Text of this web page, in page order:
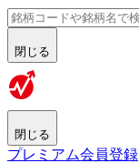
閉じる
閉じる
プレミアム会員登録